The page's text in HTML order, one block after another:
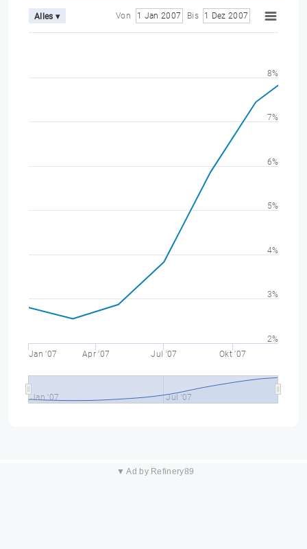
Alles ▾ Von 1 Jan 2007 Bis 1 Dez 2007
Jan '07 Apr '07 Jul '07 Okt '07
Jan '07 Jul '07
2%
3%
4%
5%
6%
7%
8%
▼ Ad by Refinery89